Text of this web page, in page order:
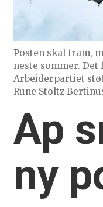
Posten skal fram,
neste sommer.
Arbeiderpartiet
Rune Stoltz
Ap
ny